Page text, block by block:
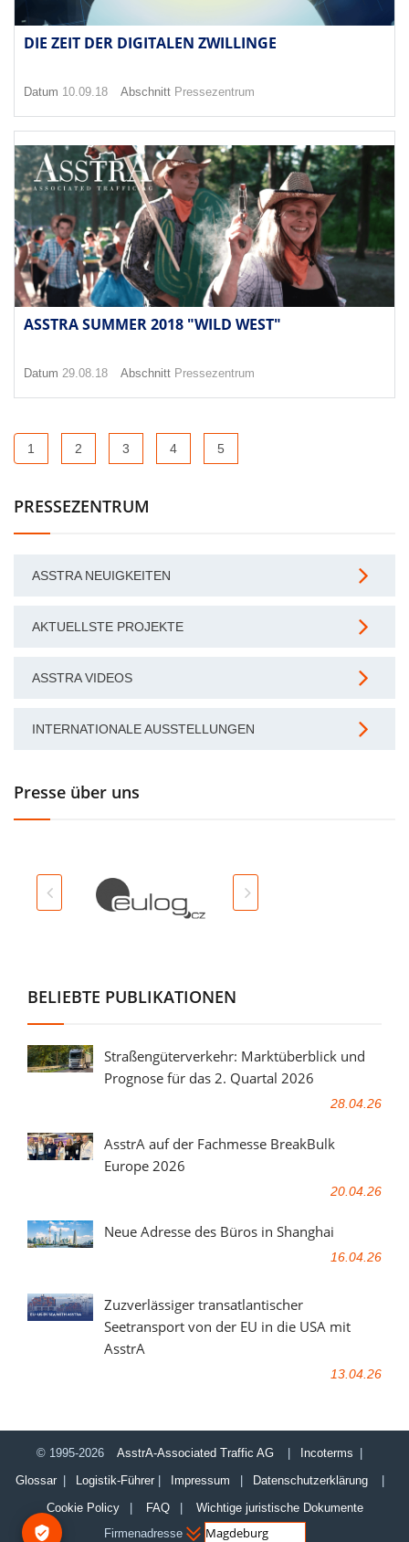
DIE ZEIT DER DIGITALEN ZWILLINGE
Datum 10.09.18 Abschnitt Pressezentrum
ASSTRA SUMMER 2018 "WILD WEST"
Datum 29.08.18 Abschnitt Pressezentrum
1 2 3 4 5
PRESSEZENTRUM
ASSTRA NEUIGKEITEN
AKTUELLSTE PROJEKTE
ASSTRA VIDEOS
INTERNATIONALE AUSSTELLUNGEN
Presse über uns
BELIEBTE PUBLIKATIONEN
Straßengüterverkehr: Marktüberblick und
Prognose für das 2. Quartal 2026
28.04.26
AsstrA auf der Fachmesse BreakBulk
Europe 2026
20.04.26
Neue Adresse des Büros in Shanghai
16.04.26
Zuzverlässiger transatlantischer
Seetransport von der EU in die USA mit
AsstrA
13.04.26
© 1995-2026 AsstrA-Associated Traffic AG | Incoterms |
Glossar| Logistik-Führer| Impressum | Datenschutzerklärung
|
Cookie Policy| FAQ| Wichtige juristische Dokumente
Firmenadresse